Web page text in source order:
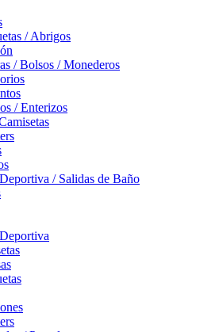
/ Abrigos
/ Bolsos / Monederos
/ Enterizos
/ Salidas de Baño